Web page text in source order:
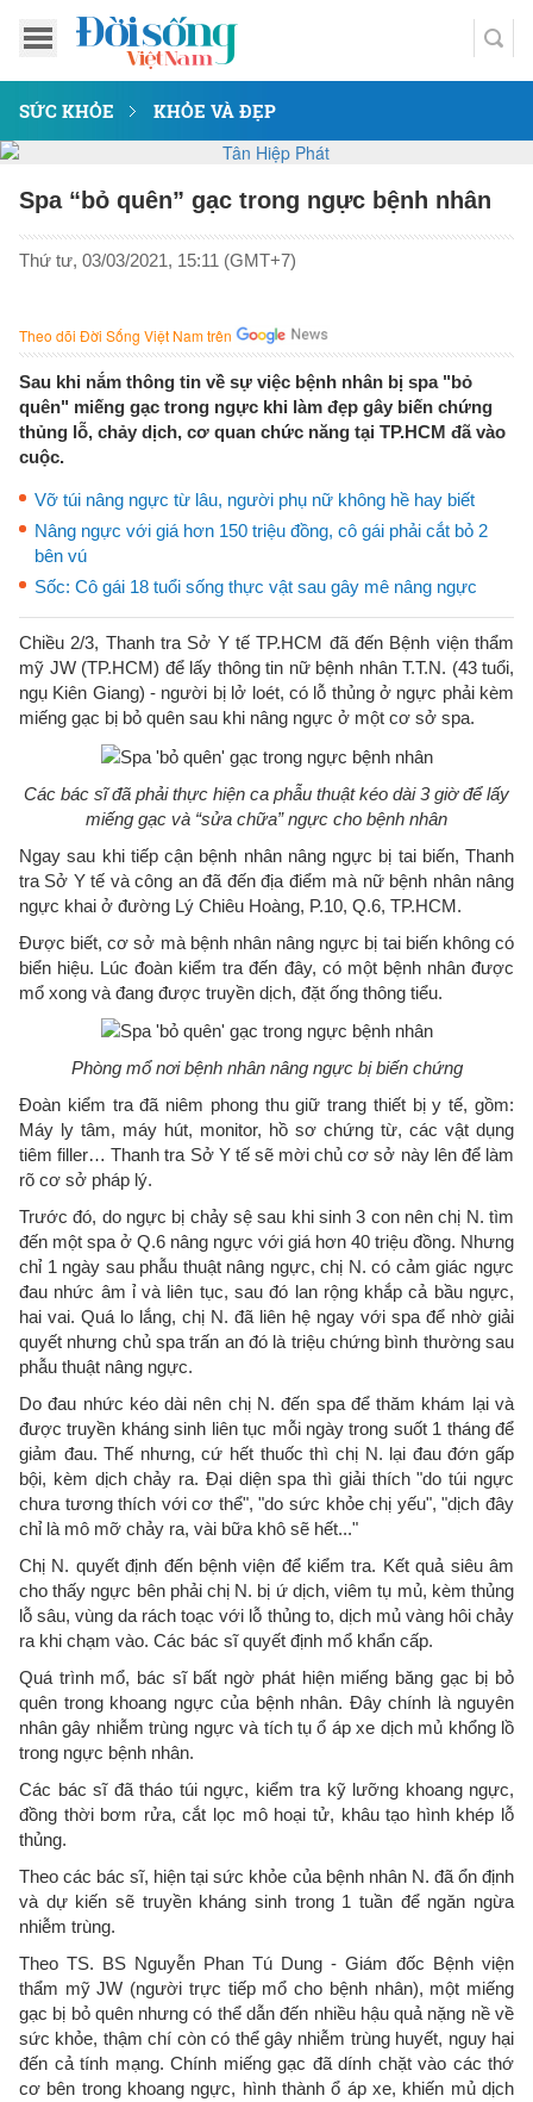
SỨC KHỎE KHỎE VÀ ĐẸP
Spa “bỏ quên” gạc trong ngực bệnh nhân
Thứ tư, 03/03/2021, 15:11 (GMT+7)
Theo dõi Đời Sống Việt Nam trên
Sau khi nắm thông tin về sự việc bệnh nhân bị spa "bỏ
quên" miếng gạc trong ngực khi làm đẹp gây biến chứng
thủng lỗ, chảy dịch, cơ quan chức năng tại TP.HCM đã vào
cuộc.
Vỡ túi nâng ngực từ lâu, người phụ nữ không hề hay biết
Nâng ngực với giá hơn 150 triệu đồng, cô gái phải cắt bỏ 2
bên vú
Sốc: Cô gái 18 tuổi sống thực vật sau gây mê nâng ngực
Chiều 2/3, Thanh tra Sở Y tế TP.HCM đã đến Bệnh viện thẩm
mỹ JW (TP.HCM) để lấy thông tin nữ bệnh nhân T.T.N. (43 tuổi,
ngụ Kiên Giang) - người bị lở loét, có lỗ thủng ở ngực phải kèm
miếng gạc bị bỏ quên sau khi nâng ngực ở một cơ sở spa.
Các bác sĩ đã phải thực hiện ca phẫu thuật kéo dài 3 giờ để lấy
miếng gạc và “sửa chữa” ngực cho bệnh nhân
Ngay sau khi tiếp cận bệnh nhân nâng ngực bị tai biến, Thanh
tra Sở Y tế và công an đã đến địa điểm mà nữ bệnh nhân nâng
ngực khai ở đường Lý Chiêu Hoàng, P.10, Q.6, TP.HCM.
Được biết, cơ sở mà bệnh nhân nâng ngực bị tai biến không có
biển hiệu. Lúc đoàn kiểm tra đến đây, có một bệnh nhân được
mổ xong và đang được truyền dịch, đặt ống thông tiểu.
Phòng mổ nơi bệnh nhân nâng ngực bị biến chứng
Đoàn kiểm tra đã niêm phong thu giữ trang thiết bị y tế, gồm:
Máy ly tâm, máy hút, monitor, hồ sơ chứng từ, các vật dụng
tiêm filler… Thanh tra Sở Y tế sẽ mời chủ cơ sở này lên để làm
rõ cơ sở pháp lý.
Trước đó, do ngực bị chảy sệ sau khi sinh 3 con nên chị N. tìm
đến một spa ở Q.6 nâng ngực với giá hơn 40 triệu đồng. Nhưng
chỉ 1 ngày sau phẫu thuật nâng ngực, chị N. có cảm giác ngực
đau nhức âm ỉ và liên tục, sau đó lan rộng khắp cả bầu ngực,
hai vai. Quá lo lắng, chị N. đã liên hệ ngay với spa để nhờ giải
quyết nhưng chủ spa trấn an đó là triệu chứng bình thường sau
phẫu thuật nâng ngực.
Do đau nhức kéo dài nên chị N. đến spa để thăm khám lại và
được truyền kháng sinh liên tục mỗi ngày trong suốt 1 tháng để
giảm đau. Thế nhưng, cứ hết thuốc thì chị N. lại đau đớn gấp
bội, kèm dịch chảy ra. Đại diện spa thì giải thích "do túi ngực
chưa tương thích với cơ thể", "do sức khỏe chị yếu", "dịch đây
chỉ là mô mỡ chảy ra, vài bữa khô sẽ hết..."
Chị N. quyết định đến bệnh viện để kiểm tra. Kết quả siêu âm
cho thấy ngực bên phải chị N. bị ứ dịch, viêm tụ mủ, kèm thủng
lỗ sâu, vùng da rách toạc với lỗ thủng to, dịch mủ vàng hôi chảy
ra khi chạm vào. Các bác sĩ quyết định mổ khẩn cấp.
Quá trình mổ, bác sĩ bất ngờ phát hiện miếng băng gạc bị bỏ
quên trong khoang ngực của bệnh nhân. Đây chính là nguyên
nhân gây nhiễm trùng ngực và tích tụ ổ áp xe dịch mủ khổng lồ
trong ngực bệnh nhân.
Các bác sĩ đã tháo túi ngực, kiểm tra kỹ lưỡng khoang ngực,
đồng thời bơm rửa, cắt lọc mô hoại tử, khâu tạo hình khép lỗ
thủng.
Theo các bác sĩ, hiện tại sức khỏe của bệnh nhân N. đã ổn định
và dự kiến sẽ truyền kháng sinh trong 1 tuần để ngăn ngừa
nhiễm trùng.
Theo TS. BS Nguyễn Phan Tú Dung - Giám đốc Bệnh viện
thẩm mỹ JW (người trực tiếp mổ cho bệnh nhân), một miếng
gạc bị bỏ quên nhưng có thể dẫn đến nhiều hậu quả nặng nề về
sức khỏe, thậm chí còn có thể gây nhiễm trùng huyết, nguy hại
đến cả tính mạng. Chính miếng gạc đã dính chặt vào các thớ
cơ bên trong khoang ngực, hình thành ổ áp xe, khiến mủ dịch